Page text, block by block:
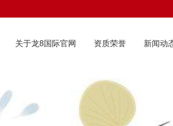
新闻动
资质荣誉
关于龙8国际官网